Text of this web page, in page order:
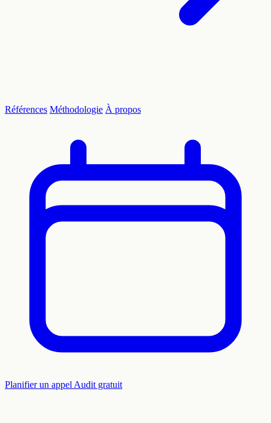
Références Méthodologie À propos
Planifier un appel Audit gratuit